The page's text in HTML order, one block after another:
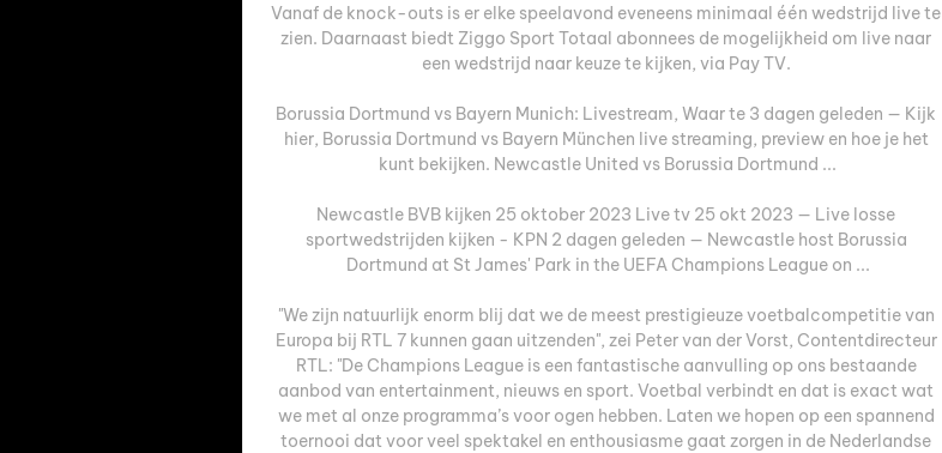
Vanaf de knock-outs is er elke speelavond eveneens minimaal één wedstrijd live te
zien. Daarnaast biedt Ziggo Sport Totaal abonnees de mogelijkheid om live naar
een wedstrijd naar keuze te kijken, via Pay TV.
Borussia Dortmund vs Bayern Munich: Livestream, Waar te 3 dagen geleden — Kijk
hier, Borussia Dortmund vs Bayern München live streaming, preview en hoe je het
kunt bekijken. Newcastle United vs Borussia Dortmund ...
Newcastle BVB kijken 25 oktober 2023 Live tv 25 okt 2023 — Live losse
sportwedstrijden kijken - KPN 2 dagen geleden — Newcastle host Borussia
Dortmund at St James' Park in the UEFA Champions League on ...
"We zijn natuurlijk enorm blij dat we de meest prestigieuze voetbalcompetitie van
Europa bij RTL 7 kunnen gaan uitzenden", zei Peter van der Vorst, Contentdirecteur
RTL: "De Champions League is een fantastische aanvulling op ons bestaande
aanbod van entertainment, nieuws en sport. Voetbal verbindt en dat is exact wat
we met al onze programma’s voor ogen hebben. Laten we hopen op een spannend
toernooi dat voor veel spektakel en enthousiasme gaat zorgen in de Nederlandse